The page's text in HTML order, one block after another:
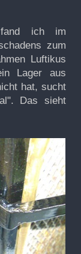
fand ich im
zum
Luftikus
Lager aus
hat, sucht
Das sieht